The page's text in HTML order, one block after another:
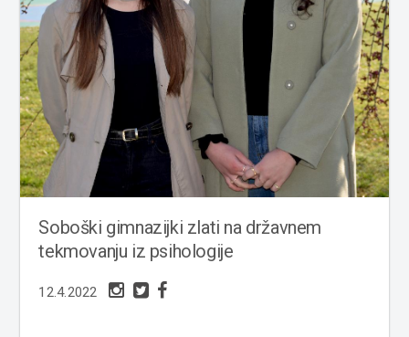
Soboški gimnazijki zlati na državnem
tekmovanju iz psihologije
12.4.2022